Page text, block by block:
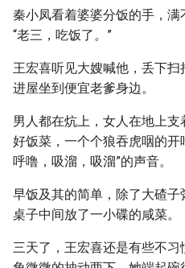
秦小凤看着婆婆分饭的手，满
“老三，吃饭了。”
王宏喜听见大嫂喊他，丢下扫
进屋坐到便宜老爹身边。
男人都在炕上，女人在地上
好饭菜，一个个狼吞虎咽的开
呼噜，吸溜，吸溜”的声音。
早饭及其的简单，除了大碴子
桌子中间放了一小碟的咸菜。
三天了，王宏喜还是有些不